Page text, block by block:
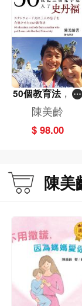
50個教育法，我
把三個兒子送入
了史丹福
陳美齡
$ 98.00
陳美